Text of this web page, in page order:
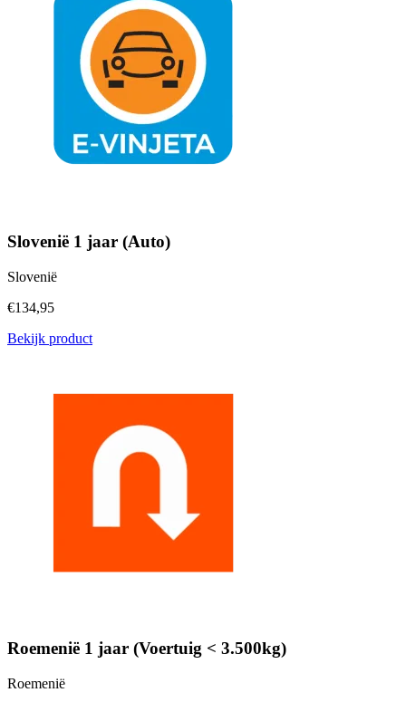
Slovenië 1 jaar (Auto)
Slovenië
€134,95
Bekijk product
Roemenië 1 jaar (Voertuig < 3.500kg)
Roemenië